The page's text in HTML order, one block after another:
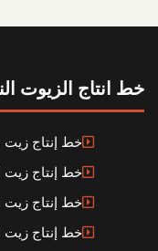
خط انتاج الزيوت
خط إنتاج
خط إنتاج زيت
خط إنتاج
خط إنتاج زيت